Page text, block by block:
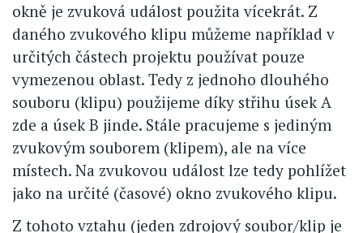
okně je zvuková událost použita vícekrát. Z
daného zvukového klipu můžeme například v
určitých částech projektu používat pouze
vymezenou oblast. Tedy z jednoho dlouhého
souboru (klipu) použijeme díky střihu úsek A
zde a úsek B jinde. Stále pracujeme s jediným
zvukovým souborem (klipem), ale na více
místech. Na zvukovou událost lze tedy pohlížet
jako na určité (časové) okno zvukového klipu.
Z tohoto vztahu (jeden zdrojový soubor/klip je